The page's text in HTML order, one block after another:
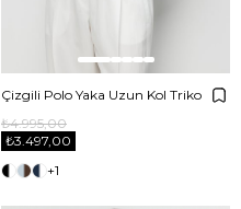
Çizgili Polo Yaka Uzun Kol Triko
₺3.497,00
₺4.995,00
+1